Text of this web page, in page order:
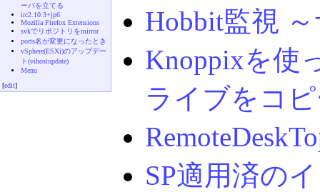
Hobbit監視
Knoppixを使
ライブをコ
SP適用済の
ーバを立てる
irc2.10.3+jp6
Mozilla Firefox Extensions
svkでリポジトリをmirror
ports名が変更になったとき
vSphere(ESXi)のアップデー
ト(vihostupdate)
Menu
[edit]